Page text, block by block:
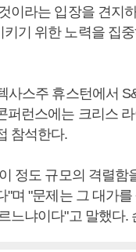
이라는 입장을 견지
기 위한 노력을 집
사스주 휴스턴에서
퍼런스에는 크리스
참석한다.
정도 규모의 격렬함
"며 "문제는 그 대가
느냐이다"고 말했다.